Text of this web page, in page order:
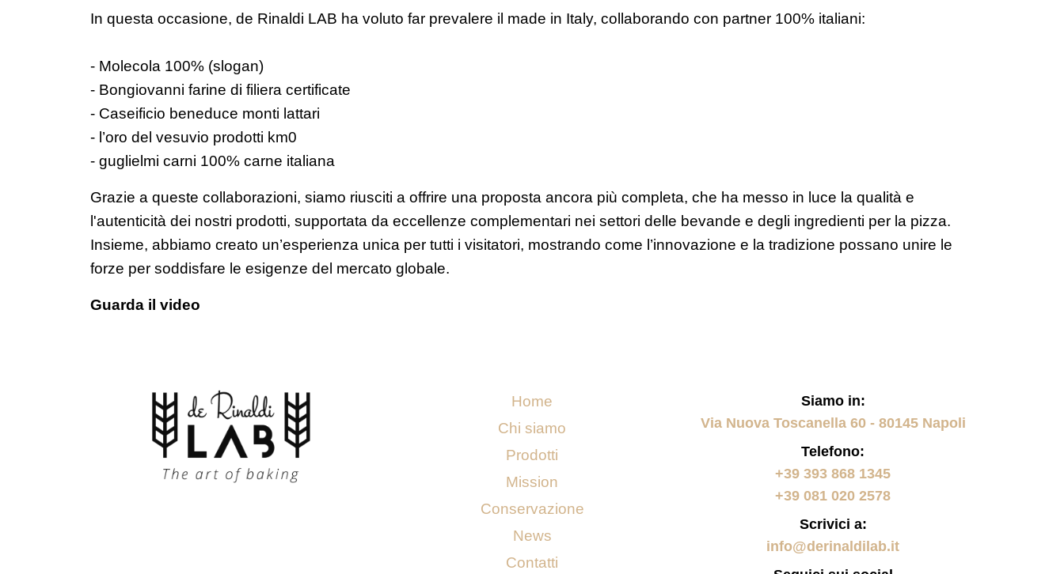
In questa occasione, de Rinaldi LAB ha voluto far prevalere il made in Italy, collaborando con partner 100% italiani:
- Molecola 100% (slogan)
- Bongiovanni farine di filiera certificate
- Caseificio beneduce monti lattari
- l’oro del vesuvio prodotti km0
- guglielmi carni 100% carne italiana
Grazie a queste collaborazioni, siamo riusciti a offrire una proposta ancora più completa, che ha messo in luce la qualità e
l'autenticità dei nostri prodotti, supportata da eccellenze complementari nei settori delle bevande e degli ingredienti per la pizza.
Insieme, abbiamo creato un’esperienza unica per tutti i visitatori, mostrando come l’innovazione e la tradizione possano unire le
forze per soddisfare le esigenze del mercato globale.
Guarda il video
Home
Chi siamo
Prodotti
Mission
Conservazione
News
Contatti
Siamo in:
Via Nuova Toscanella 60 - 80145 Napoli
Telefono:
+39 393 868 1345
+39 081 020 2578
Scrivici a:
info@derinaldilab.it